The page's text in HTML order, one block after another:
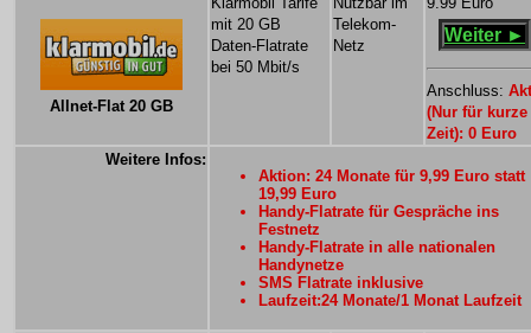
Allnet-Flat 20 GB
mit 20 GB
Daten-Flatrate
bei 50 Mbit/s
Telekom-
Netz
Weiter ►
Anschluss:
(Nur für kurze
Zeit): 0 Euro
Weitere Infos:
Aktion: 24 Monate für 9,99 Euro statt
19,99 Euro
Handy-Flatrate für Gespräche ins
Festnetz
Handy-Flatrate in alle nationalen
Handynetze
SMS Flatrate inklusive
Laufzeit:24 Monate/1 Monat Laufzeit